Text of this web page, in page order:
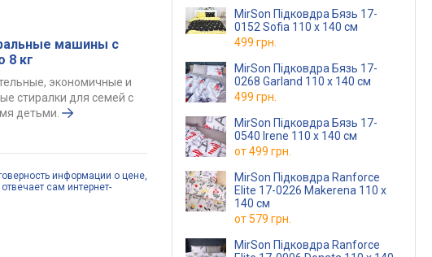
машины с
8 кг
экономичные и
стиралки для семей с
детьми.
информации о цене,
сам интернет-
MirSon Підковдра Бязь 17-
0152 Sofia 110 x 140 см
499 грн.
MirSon Підковдра Бязь 17-
0268 Garland 110 x 140 см
499 грн.
MirSon Підковдра Бязь 17-
0540 Irene 110 x 140 см
от499 грн.
MirSon Підковдра Ranforce
Elite 17-0226 Makerena 110 x
140 см
от579 грн.
MirSon Підковдра Ranforce